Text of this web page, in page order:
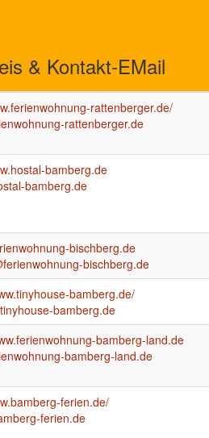
& Kontakt-EMail
rattenberger.de/
rattenberger.de
bamberg.de
bamberg.de
bischberg.de
bischberg.de
bamberg.de/
bamberg.de
bamberg-land.de
bamberg-land.de
ferien.de/
ferien.de